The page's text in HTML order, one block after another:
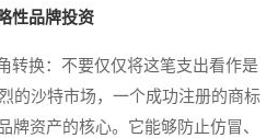
性品牌投资
换：不要仅仅将这笔支出看作是
的沙特市场，一个成功注册的商标
牌资产的核心。它能够防止仿冒、